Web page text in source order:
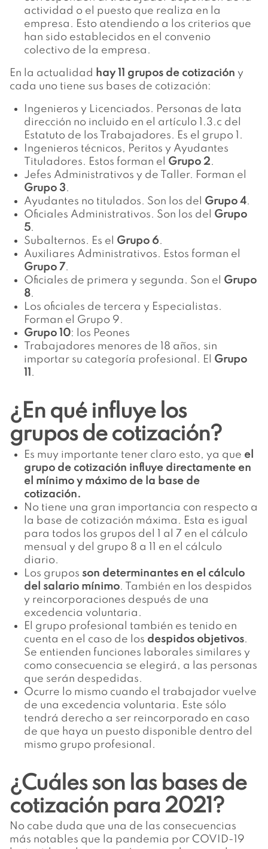
actividad o el puesto que realiza en la
empresa. Esto atendiendo a los criterios que
han sido establecidos en el convenio
colectivo de la empresa.
En la actualidad hay 11 grupos de cotización y
cada uno tiene sus bases de cotización:
Ingenieros y Licenciados. Personas de lata
dirección no incluido en el artículo 1.3.c del
Estatuto de los Trabajadores. Es el grupo 1.
Ingenieros técnicos, Peritos y Ayudantes
Tituladores. Estos forman el Grupo 2.
Jefes Administrativos y de Taller. Forman el
Grupo 3.
Ayudantes no titulados. Son los del Grupo 4.
Oficiales Administrativos. Son los del Grupo
5.
Subalternos. Es el Grupo 6.
Auxiliares Administrativos. Estos forman el
Grupo 7.
Oficiales de primera y segunda. Son el Grupo
8.
Los oficiales de tercera y Especialistas.
Forman el Grupo 9.
Grupo 10: los Peones
Trabajadores menores de 18 años, sin
importar su categoría profesional. El Grupo
.
¿En qué influye los
grupos de cotización?
Es muy importante tener claro esto, ya que el
grupo de cotización influye directamente en
el mínimo y máximo de la base de
cotización.
No tiene una gran importancia con respecto a
la base de cotización máxima. Esta es igual
para todos los grupos del 1 al 7 en el cálculo
mensual y del grupo 8 a 11 en el cálculo
diario.
Los grupos son determinantes en el cálculo
del salario mínimo. También en los despidos
y reincorporaciones después de una
excedencia voluntaria.
El grupo profesional también es tenido en
cuenta en el caso de los despidos objetivos.
Se entienden funciones laborales similares y
como consecuencia se elegirá, a las personas
que serán despedidas.
Ocurre lo mismo cuando el trabajador vuelve
de una excedencia voluntaria. Este sólo
tendrá derecho a ser reincorporado en caso
de que haya un puesto disponible dentro del
mismo grupo profesional.
¿Cuáles son las bases de
cotización para 2021?
No cabe duda que una de las consecuencias
más notables que la pandemia por COVID-19